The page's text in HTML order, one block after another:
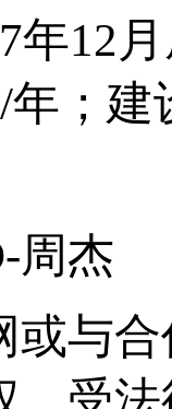
12月
年；
周杰
或与